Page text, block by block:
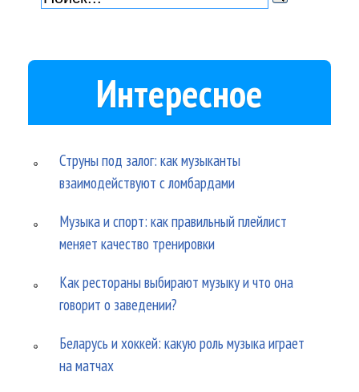
Интересное
Струны под залог: как музыканты
взаимодействуют с ломбардами
Музыка и спорт: как правильный плейлист
меняет качество тренировки
Как рестораны выбирают музыку и что она
говорит о заведении?
Беларусь и хоккей: какую роль музыка играет
на матчах